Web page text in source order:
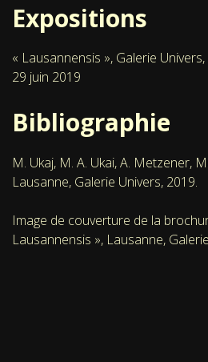
Expositions
« Lausannensis », Galerie
29 juin 2019
Bibliographie
M. Ukaj, M. A. Ukai, A. Metzener,
Lausanne, Galerie Univers, 2019.
Image de couverture de la
Lausannensis », Lausanne,